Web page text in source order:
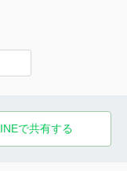
で共有する